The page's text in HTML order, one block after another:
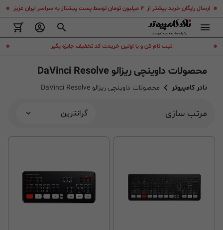
ارسال رایگان خرید بیشتر از ۴ میلیون تومان توسط پست پیشتاز به سراسر ایران عزیز
.
ثبت نام کن و با اولین خریدت کد تخفیف جایزه بگیر .
محصولات داوینچی ریزالو DaVinci Resolve
نادر کامپیوتر محصولات داوینچی ریزالو DaVinci Resolve
مرتب سازی گرانترین